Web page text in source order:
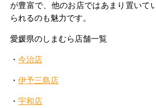
が豊富で、他のお店ではあまり置いて
られるのも魅力です。
愛媛県のしまむら店舗一覧
・ 今治店
・ 伊予三島店
・ 宇和店